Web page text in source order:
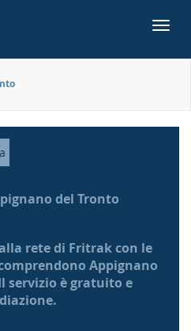
del Tronto
rete di Fritrak con le
Appignano
servizio è gratuito e